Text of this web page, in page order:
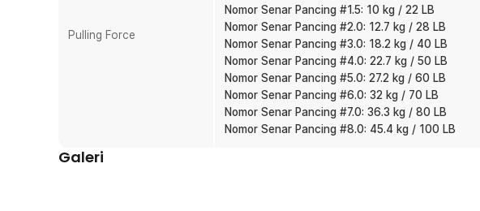
Kelengkapan Produk
Rincian yang Anda dapatkan untuk pembelian produk ini:
1 x TaffSPORT Senar Pancing PE 4 Braided Strand Fishing Line 300M - DM3
Pulling Force
Nomor Senar Pancing #1.5: 10 kg / 22 LB
Nomor Senar Pancing #2.0: 12.7 kg / 28 LB
Nomor Senar Pancing #3.0: 18.2 kg / 40 LB
Nomor Senar Pancing #4.0: 22.7 kg / 50 LB
Nomor Senar Pancing #5.0: 27.2 kg / 60 LB
Nomor Senar Pancing #6.0: 32 kg / 70 LB
Nomor Senar Pancing #7.0: 36.3 kg / 80 LB
Nomor Senar Pancing #8.0: 45.4 kg / 100 LB
Galeri